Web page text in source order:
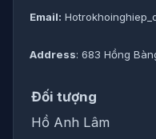
Email:
Address: 683 Hồng
Đối tượng
Hồ Anh Lâm